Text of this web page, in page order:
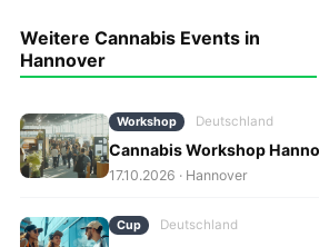
Weitere Cannabis Events in
Hannover
Workshop Deutschland
Cannabis Workshop
17.10.2026 · Hannover
Cup Deutschland